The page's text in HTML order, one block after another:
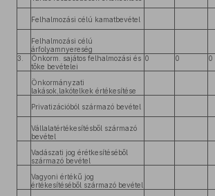
Felhalmozási célú kamatbevétel
Felhalmozási célú
árfolyamnyereség
3.
Önkorm. sajátos felhalmozási és
tőke bevételei
0 0 0
Önkormányzati
lakások,lakótelkek értékesítése
Privatizációból származó bevétel
Vállalatértékesítésből származó
bevétel
Vadászati jog érétkesítéséből
származó bevétel
Vagyoni értékű jog
értékesítéséből származó bevétel